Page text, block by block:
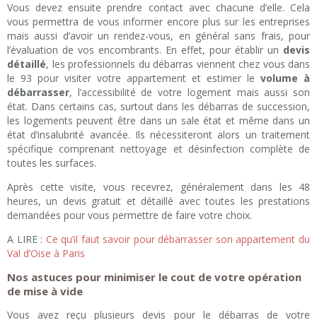
Vous devez ensuite prendre contact avec chacune d’elle. Cela
vous permettra de vous informer encore plus sur les entreprises
mais aussi d’avoir un rendez-vous, en général sans frais, pour
l’évaluation de vos encombrants. En effet, pour établir un devis
détaillé, les professionnels du débarras viennent chez vous dans
le 93 pour visiter votre appartement et estimer le volume à
débarrasser, l’accessibilité de votre logement mais aussi son
état. Dans certains cas, surtout dans les débarras de succession,
les logements peuvent être dans un sale état et même dans un
état d’insalubrité avancée. Ils nécessiteront alors un traitement
spécifique comprenant nettoyage et désinfection complète de
toutes les surfaces.
Après cette visite, vous recevrez, généralement dans les 48
heures, un devis gratuit et détaillé avec toutes les prestations
demandées pour vous permettre de faire votre choix.
A LIRE : Ce qu’il faut savoir pour débarrasser son appartement du
Val d’Oise à Paris
Nos astuces pour minimiser le cout de votre opération
de mise à vide
Vous avez reçu plusieurs devis pour le débarras de votre